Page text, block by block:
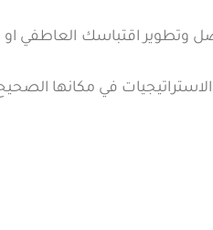
وتطوير اقتباسك العاطفي
في مكانها